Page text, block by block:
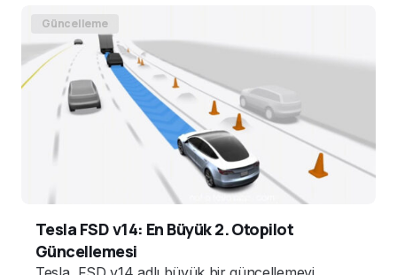
Güncelleme
Tesla FSD v14: En Büyük 2. Otopilot
Güncellemesi